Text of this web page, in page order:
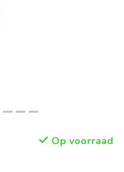
Op voorraad